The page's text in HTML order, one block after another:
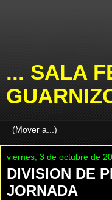
... SALA
viernes, 3 de octubre de
DIVISION DE
JORNADA